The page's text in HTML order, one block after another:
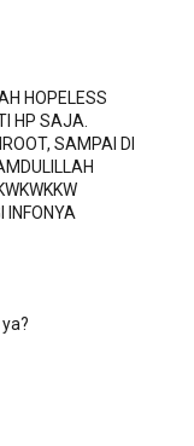
HOPELESS
HP SAJA.
SAMPAI DI
INFONYA